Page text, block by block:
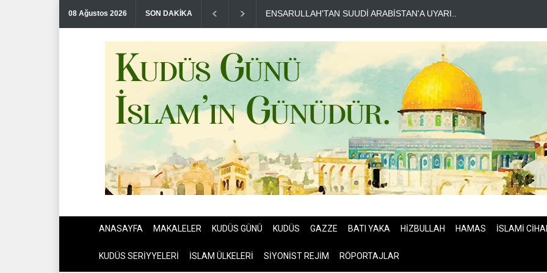
08 Ağustos 2026 SON DAKİKA THE TELEGRAPH: İRAN SAVAŞTAN ZAFERLE ÇIKTI..
ANASAYFA MAKALELER KUDÜS GÜNÜ KUDÜS GAZZE BATI YAKA HİZBULLAH HAMAS İSLAMİ
KUDÜS SERİYYELERİ İSLAM ÜLKELERİ SİYONİST REJİM RÖPORTAJLAR